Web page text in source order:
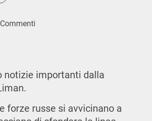
Commenti
notizie importanti dalla
forze russe si avvicinano a